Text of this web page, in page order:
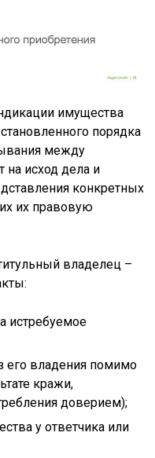
имущества
порядка
между
на исход дела и
конкретных
их правовую
владелец –
истребуемое
его владения помимо
кражи,
доверием);
у ответчика или